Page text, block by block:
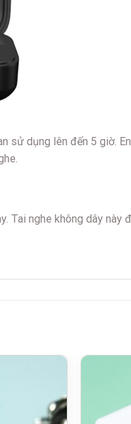
sử dụng lên đến 5 giờ.
Tai nghe không dây này